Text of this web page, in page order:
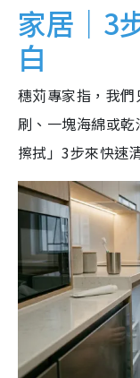
家居｜3
白
穗苅專家指，我
刷、一塊海綿或乾
擦拭」3步來快速